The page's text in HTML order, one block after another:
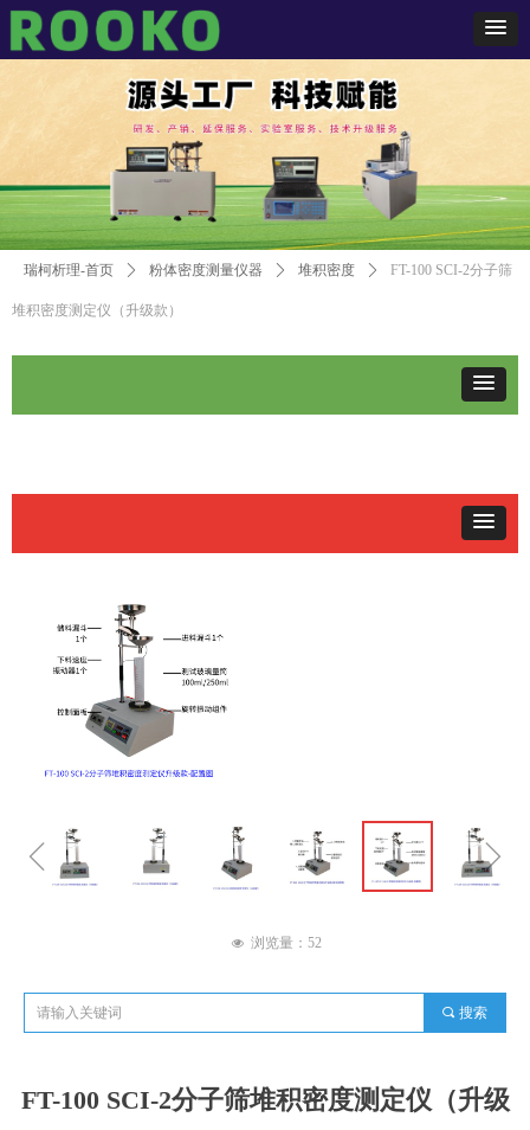
瑞柯析理-首页 ꄲ 粉体密度测量仪器 ꄲ 堆积密度 ꄲ FT-100 SCI-2分子筛
堆积密度测定仪（升级款）
ꁆ ꁇ
FT-100 SCI-2分子筛堆积密度测定仪（升级
넶 浏览量： 52
끠 搜索